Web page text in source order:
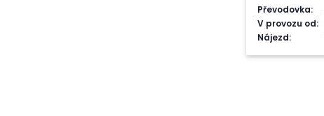
Převodovka:
V provozu od:
Nájezd: